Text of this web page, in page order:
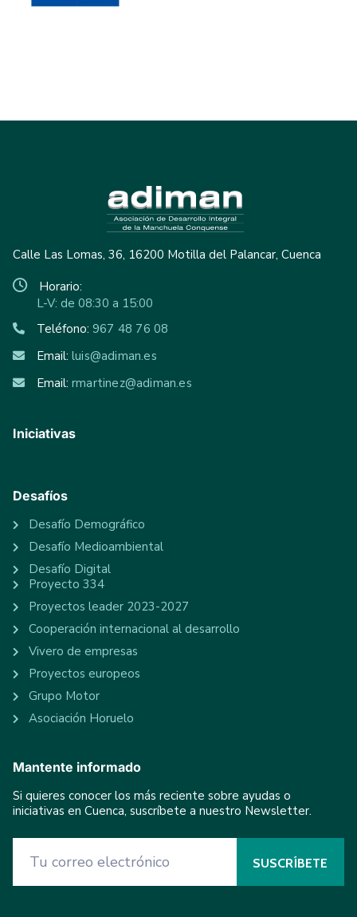
Calle Las Lomas, 36, 16200 Motilla del Palancar, Cuenca
Horario:
L-V: de 08:30 a 15:00
Teléfono: 967 48 76 08
Email: luis@adiman.es
Email: rmartinez@adiman.es
Iniciativas
Desafíos
Desafío Demográfico
Desafío Medioambiental
Desafío Digital
Proyecto 334
Proyectos leader 2023-2027
Cooperación internacional al desarrollo
Vivero de empresas
Proyectos europeos
Grupo Motor
Asociación Horuelo
Mantente informado
Si quieres conocer los más reciente sobre ayudas o
iniciativas en Cuenca, suscríbete a nuestro Newsletter.